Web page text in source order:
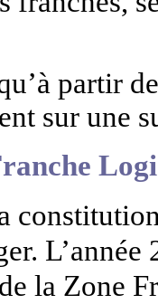
partir
sur une
la Zone